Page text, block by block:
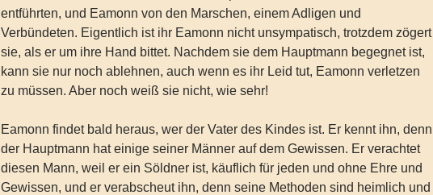
entführten, und Eamonn von den Marschen, einem Adligen und
Verbündeten. Eigentlich ist ihr Eamonn nicht unsympatisch, trotzdem zögert
sie, als er um ihre Hand bittet. Nachdem sie dem Hauptmann begegnet ist,
kann sie nur noch ablehnen, auch wenn es ihr Leid tut, Eamonn verletzen
zu müssen. Aber noch weiß sie nicht, wie sehr!
Eamonn findet bald heraus, wer der Vater des Kindes ist. Er kennt ihn, denn
der Hauptmann hat einige seiner Männer auf dem Gewissen. Er verachtet
diesen Mann, weil er ein Söldner ist, käuflich für jeden und ohne Ehre und
Gewissen, und er verabscheut ihn, denn seine Methoden sind heimlich und